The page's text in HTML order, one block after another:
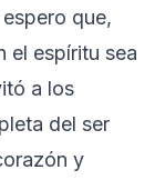
que,
el espíritu sea
a los
del ser
y